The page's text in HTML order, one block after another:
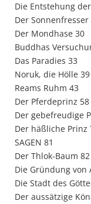
Die Entstehung
Der Sonnenfresser
Der Mondhase 30
Buddhas
Das Paradies 33
Noruk, die Hölle 39
Reams Ruhm 43
Der Pferdeprinz 58
Der gebefreudige
Der häßliche Prinz
SAGEN 81
Der Thlok-Baum 82
Die Gründung von
Die Stadt des
Der aussätzige